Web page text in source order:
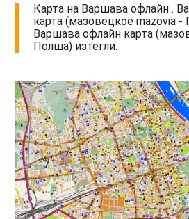
Карта на Варшава офлайн .
карта (мазовецкое mazovia -
Варшава офлайн карта
Полша) изтегли.